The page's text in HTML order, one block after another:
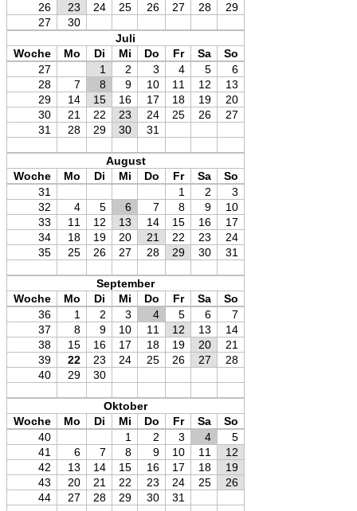
26
23 24 25 26 27 28
29
27
30
Juli
Woche
Mo Di Mi Do Fr Sa
So
27
1 2 3 4 5
6
28
7 8 9 10 11 12
13
29
14 15 16 17 18 19
20
30
21 22 23 24 25 26
27
31
28 29 30 31
August
Woche
Mo Di Mi Do Fr Sa
So
31
1 2
3
32
4 5 6 7 8 9
10
33
11 12 13 14 15 16
17
34
18 19 20 21 22 23
24
35
25 26 27 28 29 30 31
September
Woche
Mo Di Mi Do Fr Sa
So
36
1 2 3 4 5 6
7
37
8 9 10 11 12 13
14
38
15 16 17 18 19 20
21
39
22 23 24 25 26 27
28
40
29 30
Oktober
Woche
Mo Di Mi Do Fr Sa
So
40
1 2 3 4
5
41
6 7 8 9 10 11
12
42
13 14 15 16 17 18
19
43
20 21 22 23 24 25
26
44
27 28 29 30 31